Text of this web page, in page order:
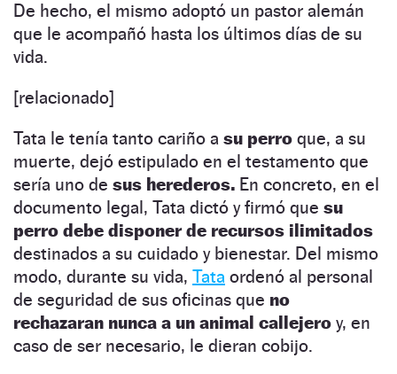
De hecho, el mismo adoptó un pastor alemán
que le acompañó hasta los últimos días de su
vida.
[relacionado]
Tata le tenía tanto cariño a su perro que, a su
muerte, dejó estipulado en el testamento que
sería uno de sus herederos. En concreto, en el
documento legal, Tata dictó y firmó que su
perro debe disponer de recursos ilimitados
destinados a su cuidado y bienestar. Del mismo
modo, durante su vida, Tata ordenó al personal
de seguridad de sus oficinas que no
rechazaran nunca a un animal callejero y, en
caso de ser necesario, le dieran cobijo.